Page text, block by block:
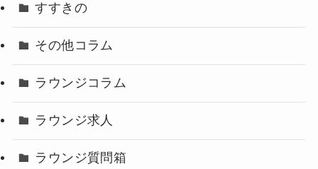
すすきの
その他コラム
ラウンジコラム
ラウンジ求人
ラウンジ質問箱